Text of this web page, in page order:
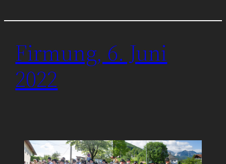
Firmung, 6. Juni
2022